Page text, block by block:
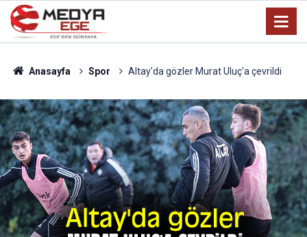
Anasayfa Spor Altay'da gözler Murat Uluç'a çevrildi